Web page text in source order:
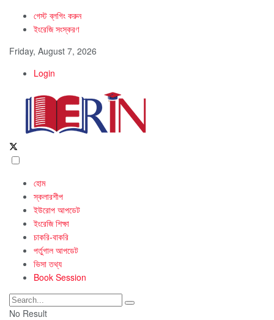
গেস্ট ব্লগিং করুন
ইংরেজি সংস্করণ
Friday, August 7, 2026
Login
হোম
স্কলারশীপ
ইউরোপ আপডেট
ইংরেজি শিক্ষা
চাকরি-বাকরি
পর্তুগাল আপডেট
ভিসা তথ্য
Book Session
No Result